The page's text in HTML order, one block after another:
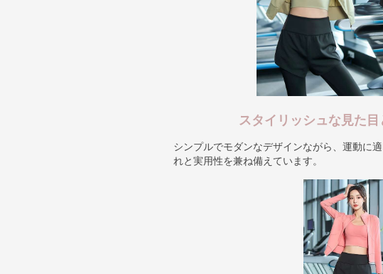
スタイリッシュな見た
シンプルでモダンなデザインながら、運動に
れと実用性を兼ね備えています。